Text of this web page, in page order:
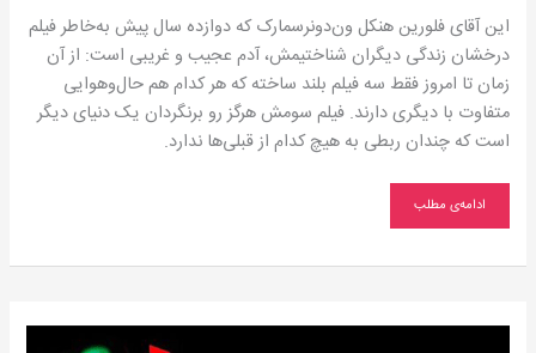
این آقای فلورین هنکل ون‌دونرسمارک که دوازده سال پیش به‌خاطر فیلم
درخشان زندگی دیگران شناختیمش، آدم عجیب و غریبی است: از آن
زمان تا امروز فقط سه فیلم بلند ساخته که هر کدام هم حال‌وهوایی
متفاوت با دیگری دارند. فیلم سومش هرگز رو برنگردان یک دنیای دیگر
است که چندان ربطی به هیچ کدام از قبلی‌ها ندارد.
ادامه‌ی مطلب